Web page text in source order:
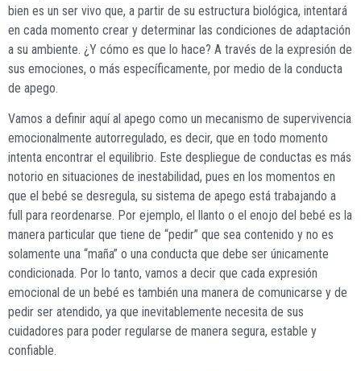
bien es un ser vivo que, a partir de su estructura biológica, intentará
en cada momento crear y determinar las condiciones de adaptación
a su ambiente. ¿Y cómo es que lo hace? A través de la expresión de
sus emociones, o más específicamente, por medio de la conducta
de apego.
Vamos a definir aquí al apego como un mecanismo de supervivencia
emocionalmente autorregulado, es decir, que en todo momento
intenta encontrar el equilibrio. Este despliegue de conductas es más
notorio en situaciones de inestabilidad, pues en los momentos en
que el bebé se desregula, su sistema de apego está trabajando a
full para reordenarse. Por ejemplo, el llanto o el enojo del bebé es la
manera particular que tiene de “pedir” que sea contenido y no es
solamente una “maña” o una conducta que debe ser únicamente
condicionada. Por lo tanto, vamos a decir que cada expresión
emocional de un bebé es también una manera de comunicarse y de
pedir ser atendido, ya que inevitablemente necesita de sus
cuidadores para poder regularse de manera segura, estable y
confiable.